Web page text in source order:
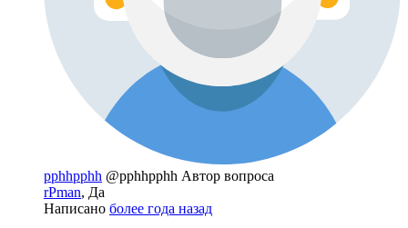
pphhpphh @pphhpphh Автор вопроса
rPman, Да
Написано более года назад